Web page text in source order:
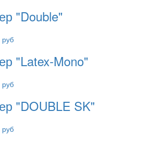
"Double"
руб
"Latex-Mono"
руб
"DOUBLE SK"
руб